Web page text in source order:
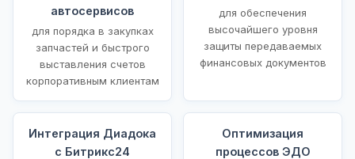
автосервисов
для порядка в закупках
запчастей и быстрого
выставления счетов
корпоративным клиентам
для обеспечения
высочайшего уровня
защиты передаваемых
финансовых документов
Интеграция Диадока
с Битрикс24
Оптимизация
процессов ЭДО